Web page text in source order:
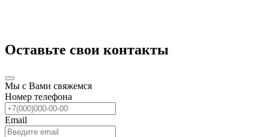
Оставьте свои контакты
Мы с Вами свяжемся
Номер телефона
Email